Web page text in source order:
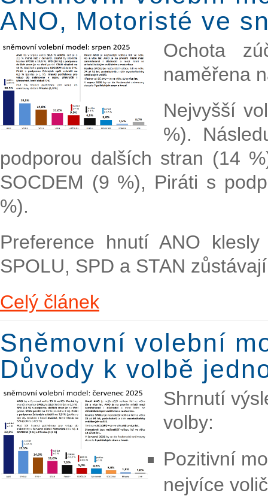
ANO, Motoristé ve
Ochota
naměřena
Nejvyšší
%).
podporou dalších stran (14
SOCDEM (9 %), Piráti s
%).
Preference hnutí ANO
SPOLU, SPD a STAN
Celý článek
Sněmovní volební
Důvody k volbě
Shrnutí
volby:
Pozitivní
nejvíce